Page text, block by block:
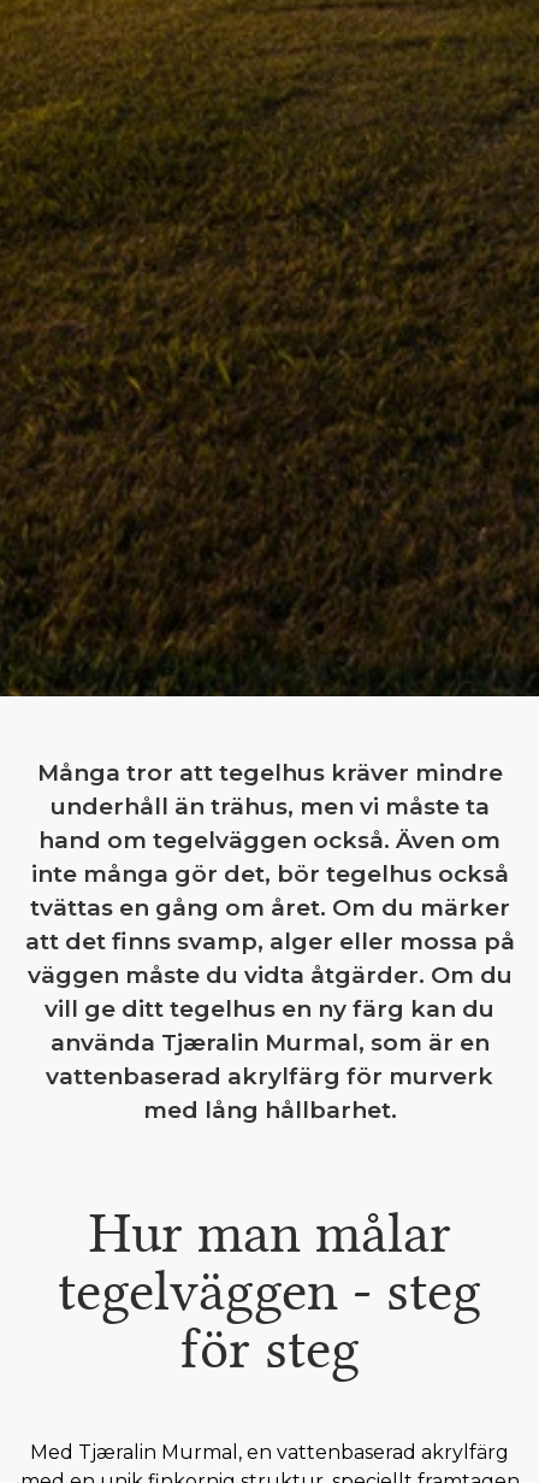
Många tror att tegelhus kräver mindre
underhåll än trähus, men vi måste ta
hand om tegelväggen också. Även om
inte många gör det, bör tegelhus också
tvättas en gång om året. Om du märker
att det finns svamp, alger eller mossa på
väggen måste du vidta åtgärder. Om du
vill ge ditt tegelhus en ny färg kan du
använda Tjæralin Murmal, som är en
vattenbaserad akrylfärg för murverk
med lång hållbarhet.
Hur man målar
tegelväggen - steg
för steg
Med Tjæralin Murmal, en vattenbaserad akrylfärg